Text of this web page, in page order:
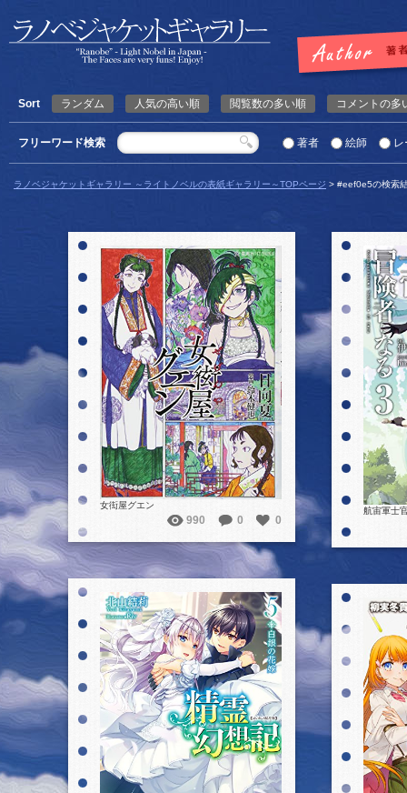
Sort ランダム 人気の高い順 閲覧数の多い順 コメントの多
フリーワード検索 著者 絵師 レ
ラノベジャケットギャラリー ～ライトノベルの表紙ギャラリー～TOPページ > #eef0e5の検索
詳細を見る
女衒屋グエン
990 0 0
航宙軍士
詳細を見る